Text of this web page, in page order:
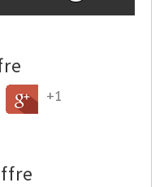
+1